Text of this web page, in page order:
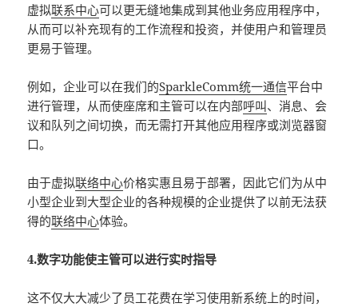
虚拟联系中心可以更无缝地集成到其他业务应用程序中，
从而可以补充现有的工作流程和投资，并使用户和管理员
更易于管理。
例如，企业可以在我们的SparkleComm统一通信平台中
进行管理，从而使座席和主管可以在内部呼叫、消息、会
议和队列之间切换，而无需打开其他应用程序或浏览器窗
口。
由于虚拟联络中心价格实惠且易于部署，因此它们为从中
小型企业到大型企业的各种规模的企业提供了以前无法获
得的联络中心体验。
4.数字功能使主管可以进行实时指导
这不仅大大减少了员工花费在学习使用新系统上的时间，